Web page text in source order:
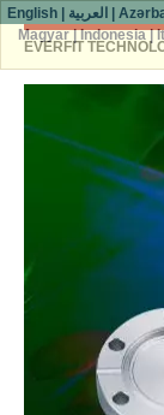
EVERFIT
English العربية |
Magyar|Indonesia|